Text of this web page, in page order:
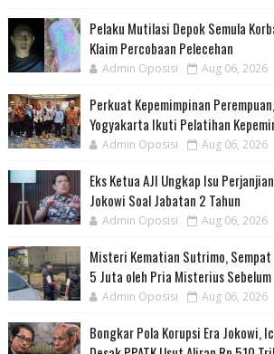
Pelaku Mutilasi Depok Semula
Klaim Percobaan Pelecehan
Admin Oposisi Aug 06, 2026
Perkuat Kepemimpinan
Yogyakarta Ikuti Pelatihan
Admin Oposisi Aug 06, 2026
Eks Ketua AJI Ungkap Isu
Jokowi Soal Jabatan 2 Tahun
Admin Oposisi Aug 06, 2026
Misteri Kematian Sutrimo, Sempat
5 Juta oleh Pria Misterius Sebelum
Admin Oposisi Aug 06, 2026
Bongkar Pola Korupsi Era Jokowi,